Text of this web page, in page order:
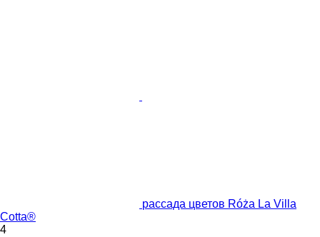
рассада цветов Róża La Villa
Cotta®
4